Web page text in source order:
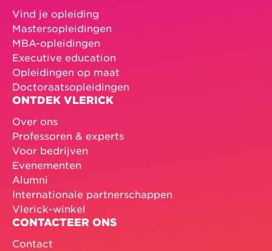
Vind je opleiding
Mastersopleidingen
MBA-opleidingen
Executive education
Opleidingen op maat
Doctoraatsopleidingen
ONTDEK VLERICK
Over ons
Professoren & experts
Voor bedrijven
Evenementen
Alumni
Internationale partnerschappen
Vlerick-winkel
CONTACTEER ONS
Contact